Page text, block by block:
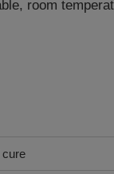
room
cure